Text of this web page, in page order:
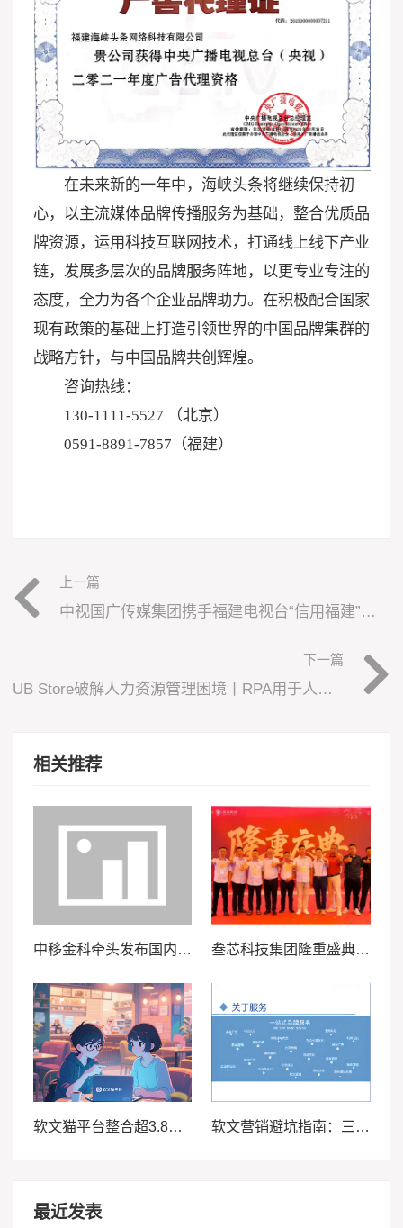
在未来新的一年中，海峡头条将继续保持初
心，以主流媒体品牌传播服务为基础，整合优质品
牌资源，运用科技互联网技术，打通线上线下产业
链，发展多层次的品牌服务阵地，以更专业专注的
态度，全力为各个企业品牌助力。在积极配合国家
现有政策的基础上打造引领世界的中国品牌集群的
战略方针，与中国品牌共创辉煌。
咨询热线：
130-1111-5527 （北京）
0591-8891-7857（福建）
上一篇
中视国广传媒集团携手福建电视台“信用福建”征集2021春节拜年视频
下一篇
UB Store破解人力资源管理困境丨RPA用于人资领域6大场景
相关推荐
中移金科牵头发布国内首个公共出行碳普惠团体标准 叁芯科技集团隆重盛典 | 共襄盛举，筑梦未来
软文猫平台整合超3.8万媒体资源 破解企业软文营销“收录慢、覆盖窄”痛点 软文营销避坑指南：三招击碎空想，让创意精准引爆流量
最近发表